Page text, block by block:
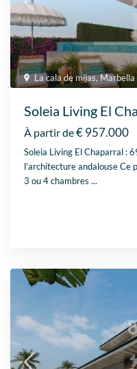
La cala de mijas,Marbella
Soleia Living El
À partir de€ 957.000
Soleia Living El Chaparral :
l’architecture andalouse Ce
3 ou 4 chambres...